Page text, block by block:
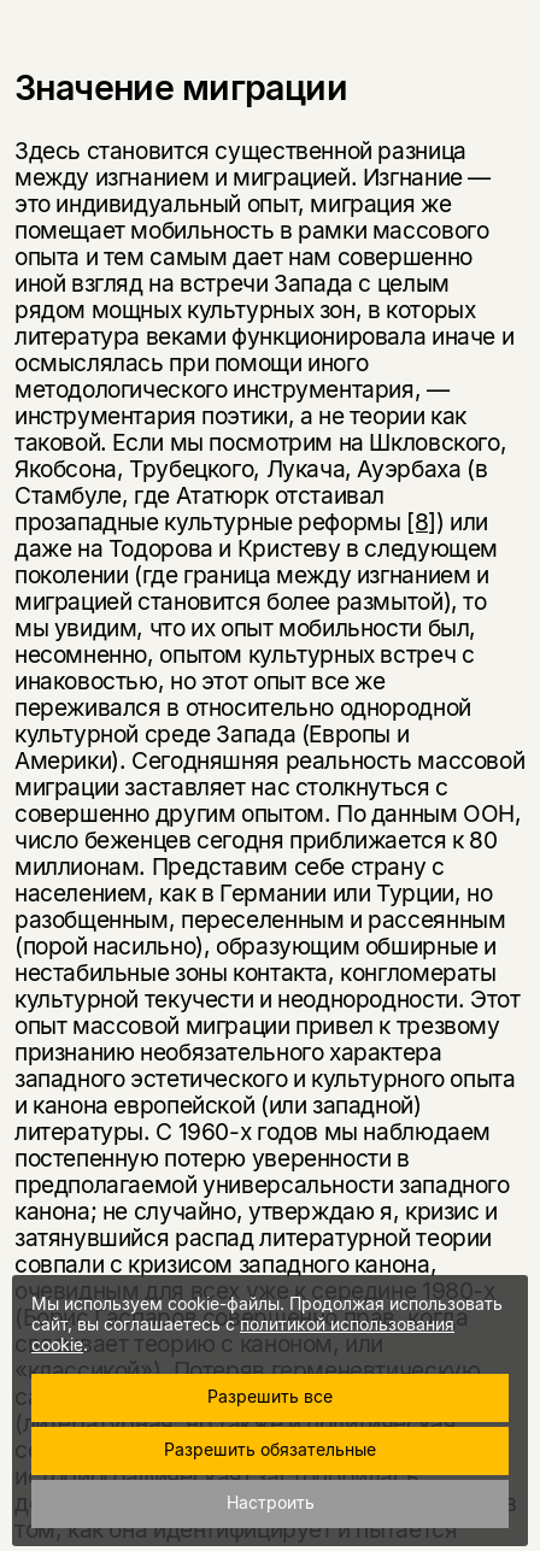
Значение миграции
Здесь становится существенной разница
между изгнанием и миграцией. Изгнание —
это индивидуальный опыт, миграция же
помещает мобильность в рамки массового
опыта и тем самым дает нам совершенно
иной взгляд на встречи Запада с целым
рядом мощных культурных зон, в которых
литература веками функционировала иначе и
осмыслялась при помощи иного
методологического инструментария, —
инструментария поэтики, а не теории как
таковой. Если мы посмотрим на Шкловского,
Якобсона, Трубецкого, Лукача, Ауэрбаха (в
Стамбуле, где Ататюрк отстаивал
прозападные культурные реформы [8]) или
даже на Тодорова и Кристеву в следующем
поколении (где граница между изгнанием и
миграцией становится более размытой), то
мы увидим, что их опыт мобильности был,
несомненно, опытом культурных встреч с
инаковостью, но этот опыт все же
переживался в относительно однородной
культурной среде Запада (Европы и
Америки). Сегодняшняя реальность массовой
миграции заставляет нас столкнуться с
совершенно другим опытом. По данным ООН,
число беженцев сегодня приближается к 80
миллионам. Представим себе страну с
населением, как в Германии или Турции, но
разобщенным, переселенным и рассеянным
(порой насильно), образующим обширные и
нестабильные зоны контакта, конгломераты
культурной текучести и неоднородности. Этот
опыт массовой миграции привел к трезвому
признанию необязательного характера
западного эстетического и культурного опыта
и канона европейской (или западной)
литературы. С 1960-х годов мы наблюдаем
постепенную потерю уверенности в
предполагаемой универсальности западного
канона; не случайно, утверждаю я, кризис и
затянувшийся распад литературной теории
совпали с кризисом западного канона,
очевидным для всех уже к середине 1980-х
(Борис Гаспаров совершенно прав, когда
связывает теорию с каноном, или
«классикой»). Потеряв герменевтическую
самоочевидность западного канона, теория
(литературная, но также и политическая,
социальная, антропологическая,
историографическая) застопорилась,
достигнув предела собственной валидности в
том, как она идентифицирует и пытается
Мы используем cookie-файлы. Продолжая использовать
сайт, вы соглашаетесь сполитикой использования
cookie.
Разрешить все
Разрешить обязательные
Настроить